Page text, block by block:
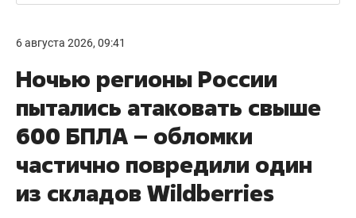
6 августа 2026, 09:41
Ночью регионы России
пытались атаковать свыше
600 БПЛА – обломки
частично повредили один
из складов Wildberries